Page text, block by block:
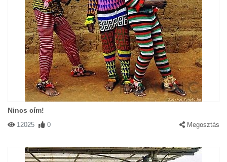
Nincs cím!
12025 0 Megosztás